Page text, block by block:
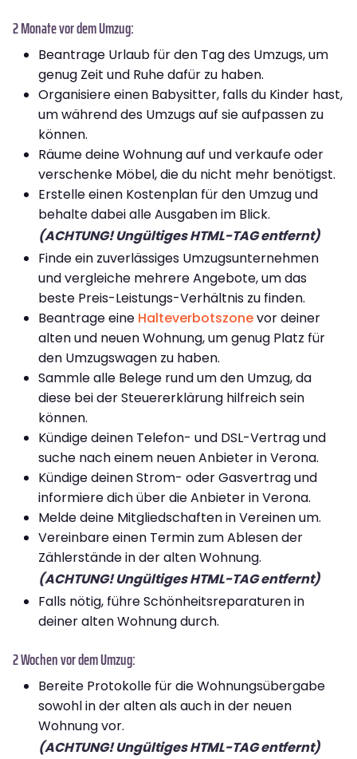
2 Monate vor dem Umzug:
Beantrage Urlaub für den Tag des Umzugs, um
genug Zeit und Ruhe dafür zu haben.
Organisiere einen Babysitter, falls du Kinder hast,
um während des Umzugs auf sie aufpassen zu
können.
Räume deine Wohnung auf und verkaufe oder
verschenke Möbel, die du nicht mehr benötigst.
Erstelle einen Kostenplan für den Umzug und
behalte dabei alle Ausgaben im Blick.
(ACHTUNG! Ungültiges HTML-TAG entfernt)
Finde ein zuverlässiges Umzugsunternehmen
und vergleiche mehrere Angebote, um das
beste Preis-Leistungs-Verhältnis zu finden.
Beantrage eine Halteverbotszonevor deiner
alten und neuen Wohnung, um genug Platz für
den Umzugswagen zu haben.
Sammle alle Belege rund um den Umzug, da
diese bei der Steuererklärung hilfreich sein
können.
Kündige deinen Telefon- und DSL-Vertrag und
suche nach einem neuen Anbieter in Verona.
Kündige deinen Strom- oder Gasvertrag und
informiere dich über die Anbieter in Verona.
Melde deine Mitgliedschaften in Vereinen um.
Vereinbare einen Termin zum Ablesen der
Zählerstände in der alten Wohnung.
(ACHTUNG! Ungültiges HTML-TAG entfernt)
Falls nötig, führe Schönheitsreparaturen in
deiner alten Wohnung durch.
2 Wochen vor dem Umzug:
Bereite Protokolle für die Wohnungsübergabe
sowohl in der alten als auch in der neuen
Wohnung vor.
(ACHTUNG! Ungültiges HTML-TAG entfernt)